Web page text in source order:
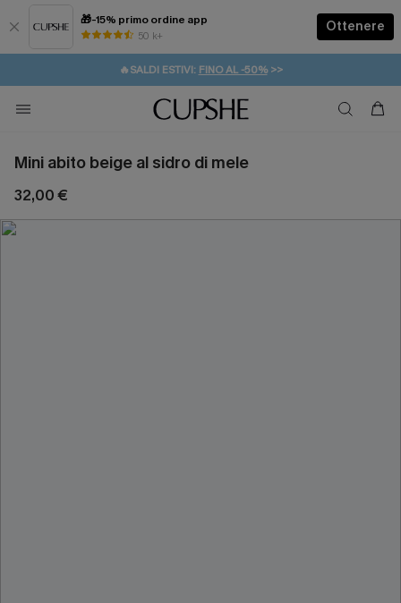
🎁-15% primo ordine app
50 k+
Ottenere
⚡️-15% SUGLI ESSENZIALI DA VACANZA | ACQUISTA
🔥SALDI ESTIVI: FINO AL -50%>>
🚚SPEDIZIONE GRATUITA DA 49€
💌REGALO PER I NUOVI: 20% DI SCONTO*
Mini abito beige al sidro di mele
32,00 €